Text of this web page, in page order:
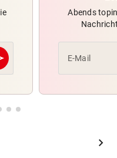
Abends
E-Mail
chevron_right